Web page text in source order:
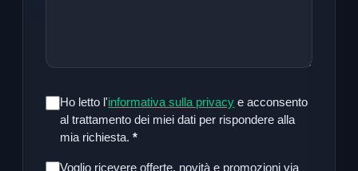
Ho letto l'informativa sulla privacy e acconsento
al trattamento dei miei dati per rispondere alla
mia richiesta.*
Voglio ricevere offerte, novità e promozioni via